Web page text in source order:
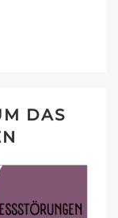
DAS